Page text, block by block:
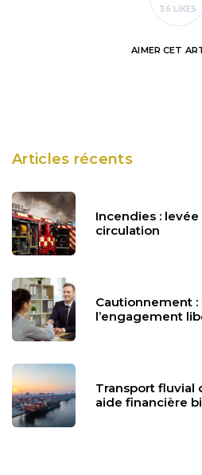
36 LIKES
AIMER CET
Articles récents
Incendies :
circulation
Cautionnement
l’engagement
Transport fluvial
aide financière